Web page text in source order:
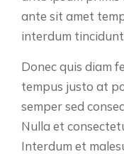
ante sit amet
interdum
Donec quis diam
tempus justo at
semper sed
Nulla et
Interdum et